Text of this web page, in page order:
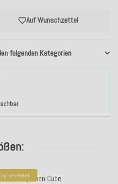
folgenden Kategorien
Auf Wunschzettel
bewertetMary Bean Cube